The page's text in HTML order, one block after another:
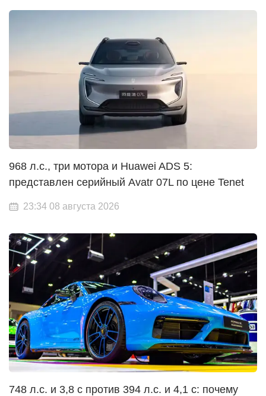
968 л.с., три мотора и Huawei ADS 5:
представлен серийный Avatr 07L по цене Tenet
23:34 08 августа 2026
748 л.с. и 3,8 с против 394 л.с. и 4,1 с: почему